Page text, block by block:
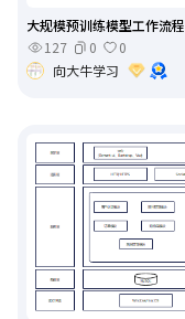
大规模预训练模型工作流程
127
0
0
向大牛学习